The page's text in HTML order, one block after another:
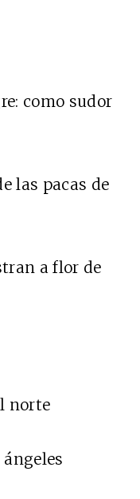
como sudor
las pacas de
a flor de
norte